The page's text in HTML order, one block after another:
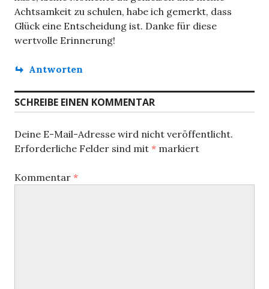
g
a
t
o
n
:Achtsamkeit zu schulen, habe ich gemerkt, dass
Glück eine Entscheidung ist. Danke für diese
wertvolle Erinnerung!
Antworten
SCHREIBE EINEN KOMMENTAR
Deine E-Mail-Adresse wird nicht veröffentlicht.
Erforderliche Felder sind mit * markiert
Kommentar *